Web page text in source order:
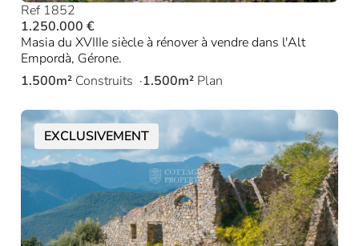
Ref 1852
1.250.000 €
Masia du XVIIIe siècle à rénover à vendre dans l'Alt
Empordà, Gérone.
1.500m² Construits 1.500m² Plan
EXCLUSIVEMENT